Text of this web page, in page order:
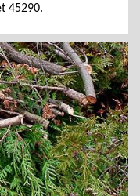
45290.